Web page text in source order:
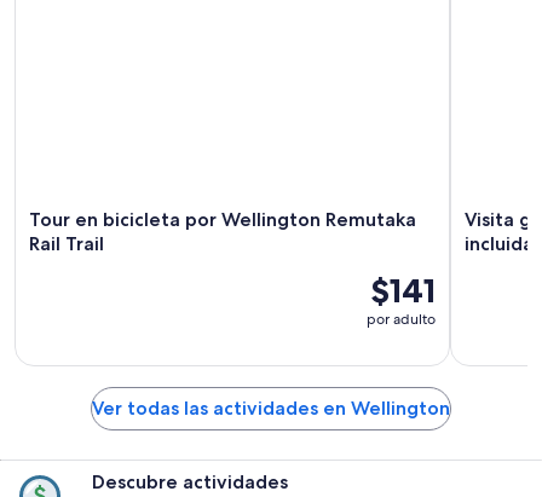
Tour en bicicleta por Wellington Remutaka
Rail Trail
$141
por adulto
Visita
incluida
Ver todas las actividades en Wellington
Descubre actividades